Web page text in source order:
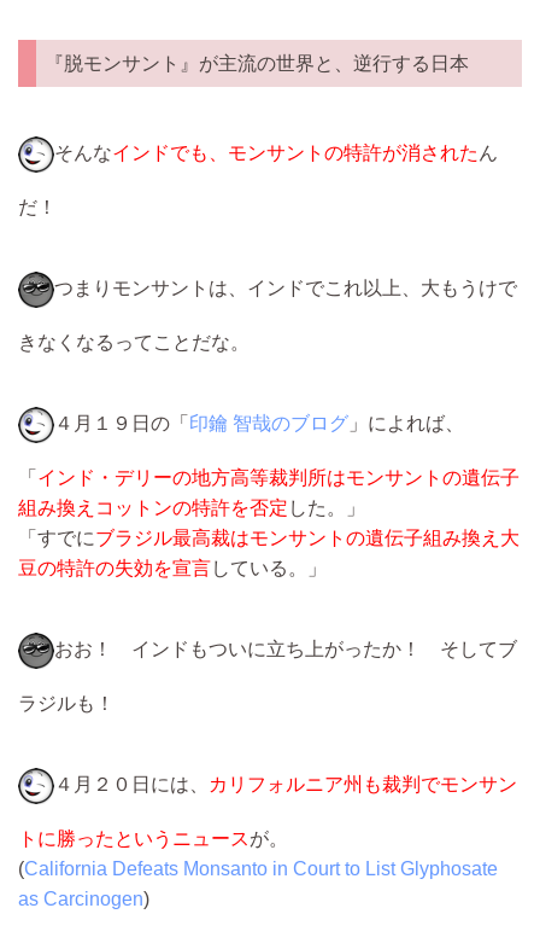
『脱モンサント』が主流の世界と、逆行する日本
そんなインドでも、モンサントの特許が消された ん
だ！
つまりモンサントは、インドでこれ以上、大もうけで
きなくなるってことだな。
４月１９日の「 印鑰 智哉のブログ 」によれば、
「 インド・デリーの地方高等裁判所はモンサントの遺伝子
組み換えコットンの特許を否定 した。」
「すでにブラジル最高裁はモンサントの遺伝子組み換え大
豆の特許の失効を宣言している。」
おお！ インドもついに立ち上がったか！ そしてブ
ラジルも！
４月２０日には、 カリフォルニア州も裁判でモンサン
トに勝ったというニュースが。
(California Defeats Monsanto in Court to List Glyphosate
as Carcinogen)